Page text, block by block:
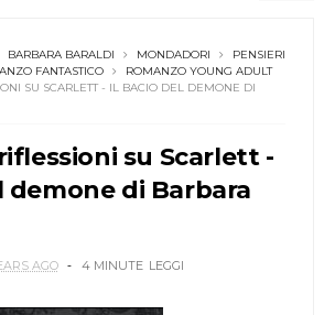
BARBARA BARALDI MONDADORI
PENSIERI
FANTASTICO
ROMANZO YOUNG ADULT
SU SCARLETT - IL BACIO DEL DEMONE DI
su Scarlett -
demone di Barbara
AGO 4 MINUTE LEGGI